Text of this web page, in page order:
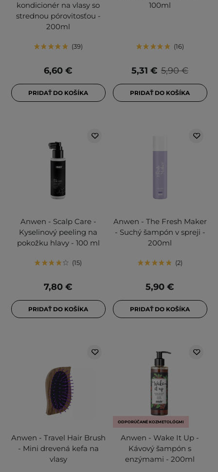
kondicionér na vlasy so
strednou pórovitosťou -
200ml
39
6,60 €
PRIDAŤ DO KOŠÍKA
100ml
16
5,90 €
5,31 €
PRIDAŤ DO KOŠÍKA
Anwen - Scalp Care -
Kyselinový peeling na
pokožku hlavy - 100 ml
15
7,80 €
PRIDAŤ DO KOŠÍKA
Anwen - The Fresh Maker
- Suchý šampón v spreji -
200ml
2
5,90 €
PRIDAŤ DO KOŠÍKA
Anwen - Travel Hair Brush
- Mini drevená kefa na
vlasy
ODPORÚČANÉ KOZMETOLÓGMI
Anwen - Wake It Up -
Kávový šampón s
enzýmami - 200ml